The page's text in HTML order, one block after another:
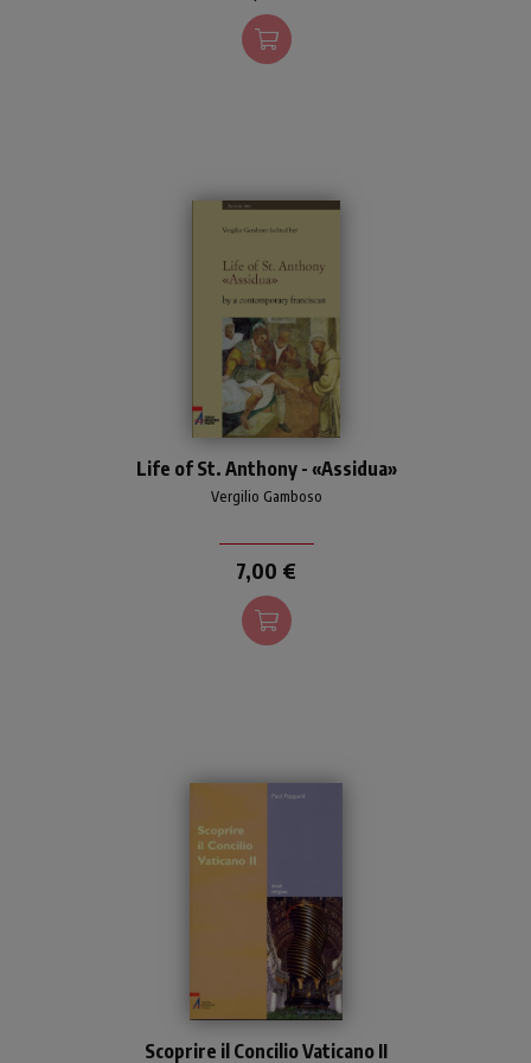
personaggi storici e mitici di
tutti i tempi e luoghi.
Linguaggio semplice e
Anthony of Padua was
written by an unknown,
friar.
Life of St. Anthony - «Assidua»
Vergilio Gamboso
7,00 €
testimone diretto e poi
Scoprire il Concilio Vaticano II